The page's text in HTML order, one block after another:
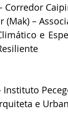
Corredor
(Mak) –
e
e